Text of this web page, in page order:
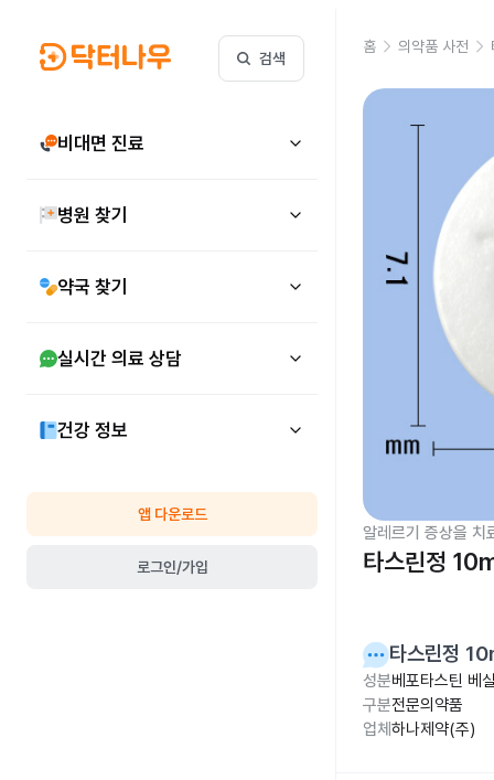
검색
비대면 진료
병원 찾기
약국 찾기
실시간 의료 상담
건강 정보
앱 다운로드
로그인/가입
홈 의약품 사전
알레르기 증상을 치
타스린정
타스린정
성분베포타스틴 베
구분전문의약품
업체 하나제약(주)